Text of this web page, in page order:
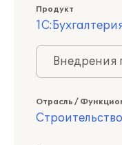
Продукт
Внедрения
Отрасль /
Строительство